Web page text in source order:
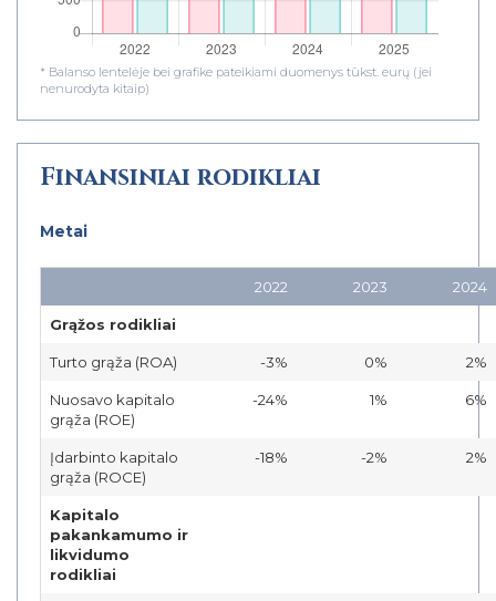
* Balanso lentelėje bei grafike pateikiami duomenys tūkst. eurų (jei
nenurodyta kitaip)
Finansiniai rodikliai
Metai
2022 2023 2024
Grąžos rodikliai
Turto grąža (ROA) -3% 0% 2%
Nuosavo kapitalo
grąža (ROE)
-24% 1% 6%
Įdarbinto kapitalo
grąža (ROCE)
-18% -2% 2%
Kapitalo
pakankamumo ir
likvidumo
rodikliai